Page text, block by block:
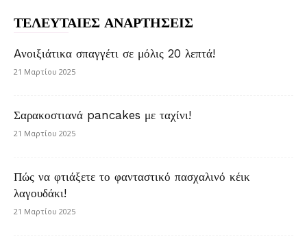
ΤΕΛΕΥΤΑΙΕΣ ΑΝΑΡΤΗΣΕΙΣ
Aνοιξιάτικα σπαγγέτι σε μόλις 20 λεπτά!
21 Μαρτίου 2025
Σαρακοστιανά pancakes με ταχίνι!
21 Μαρτίου 2025
Πώς να φτιάξετε το φανταστικό πασχαλινό κέικ
λαγουδάκι!
21 Μαρτίου 2025